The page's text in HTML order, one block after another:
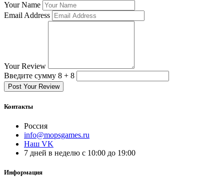
Your Name
Email Address
Your Review
Введите сумму 8 + 8
Post Your Review
Контакты
Россия
info@mopsgames.ru
Наш VK
7 дней в неделю с 10:00 до 19:00
Информация